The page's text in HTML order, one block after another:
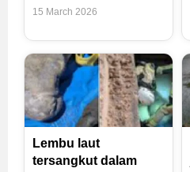
15 March 2026
Lembu laut
tersangkut dalam